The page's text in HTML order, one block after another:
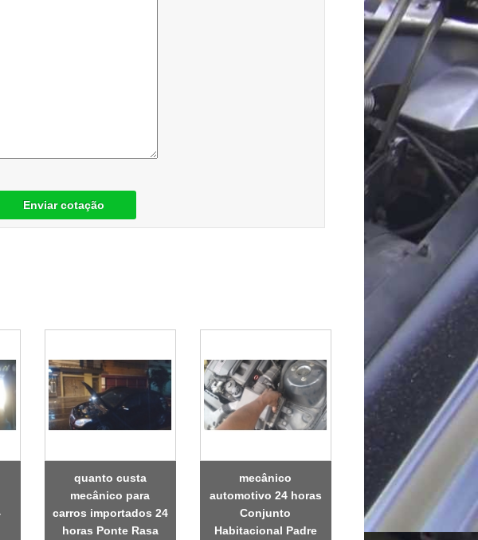
Enviar cotação
quanto custa
mecânico para
carros importados 24
horas Ponte Rasa
mecânico
automotivo 24 horas
Conjunto
Habitacional Padre